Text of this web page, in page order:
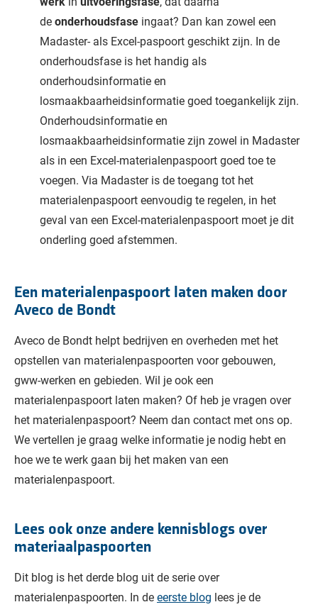
deonderhoudsfase ingaat? Dan kan zowel een
Madaster- als Excel-paspoort geschikt zijn. In de
onderhoudsfase is het handig als
onderhoudsinformatie en
losmaakbaarheidsinformatie goed toegankelijk zijn.
Onderhoudsinformatie en
losmaakbaarheidsinformatie zijn zowel in Madaster
als in een Excel-materialenpaspoort goed toe te
voegen. Via Madaster is de toegang tot het
materialenpaspoort eenvoudig te regelen, in het
geval van een Excel-materialenpaspoort moet je dit
onderling goed afstemmen.
Een materialenpaspoort laten maken door
Aveco de Bondt
Aveco de Bondt helpt bedrijven en overheden met het
opstellen van materialenpaspoorten voor gebouwen,
gww-werken en gebieden. Wil je ook een
materialenpaspoort laten maken? Of heb je vragen over
het materialenpaspoort? Neem dan contact met ons op.
We vertellen je graag welke informatie je nodig hebt en
hoe we te werk gaan bij het maken van een
materialenpaspoort.
Lees ook onze andere kennisblogs over
materiaalpaspoorten
Dit blog is het derde blog uit de serie over
materialenpaspoorten. In deeerste blog lees je de